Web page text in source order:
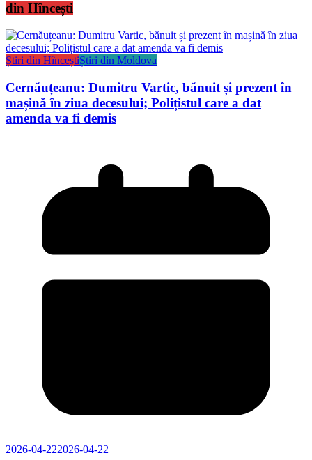
din Hîncești
Știri din HînceștiȘtiri din Moldova
Cernăuțeanu: Dumitru Vartic, bănuit și prezent în
mașină în ziua decesului; Polițistul care a dat
amenda va fi demis
2026-04-222026-04-22